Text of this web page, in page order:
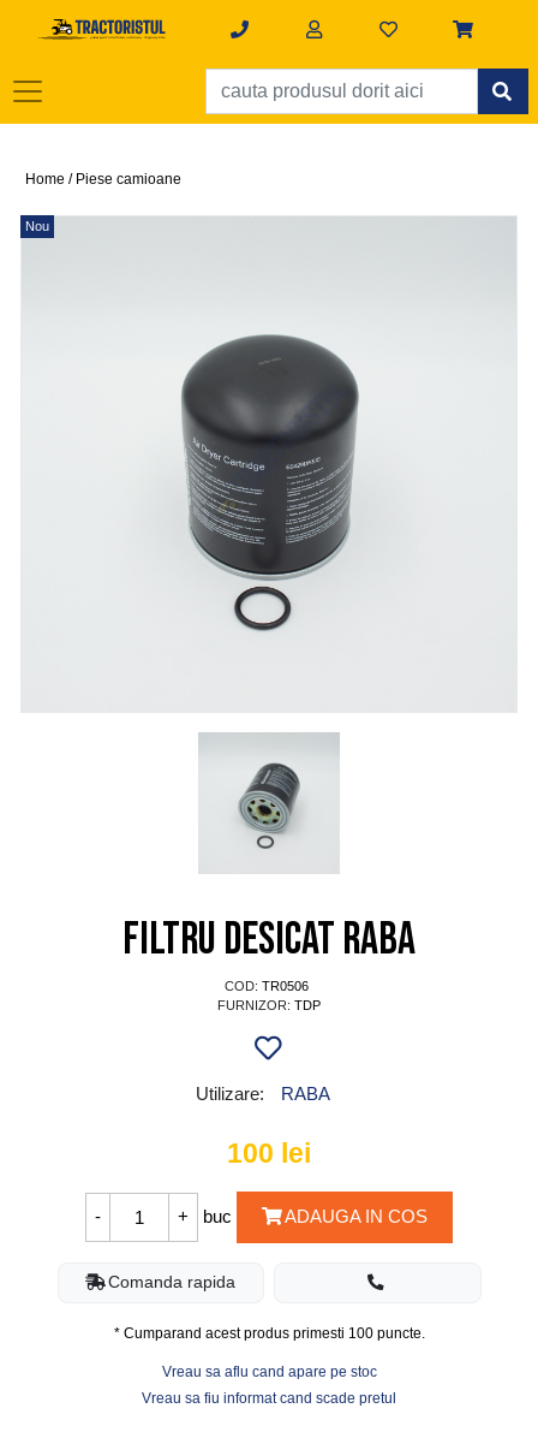
Home / Piese camioane
Nou
Filtru desicat RABA
COD: TR0506
FURNIZOR: TDP
Utilizare: RABA
100 lei
buc ADAUGA IN COS
Comanda rapida
* Cumparand acest produs primesti 100puncte.
Vreau sa aflu cand apare pe stoc
Vreau sa fiu informat cand scade pretul